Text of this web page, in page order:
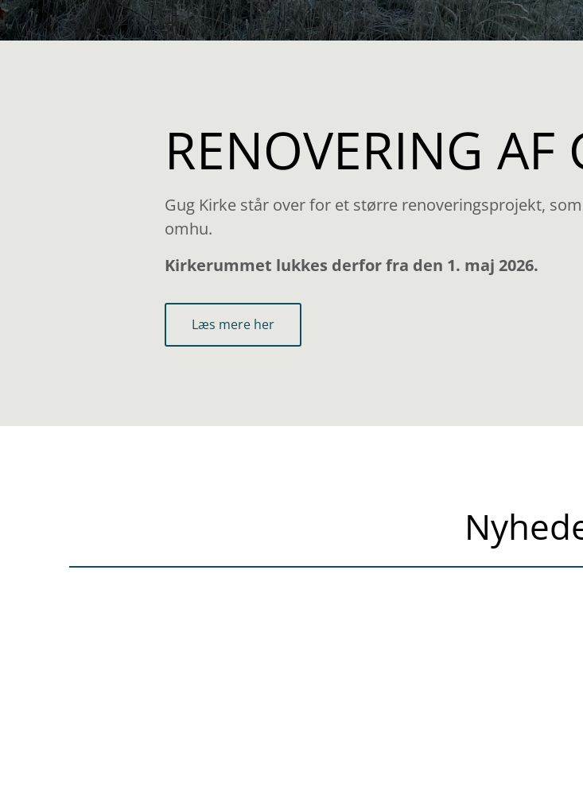
RENOVERING AF
Gug Kirke står over for et større renoveringsprojekt,
omhu.
Kirkerummet lukkes derfor fra den 1. maj 2026.
Læs mere her